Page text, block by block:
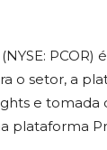
o setor, a
e tomada
plataforma